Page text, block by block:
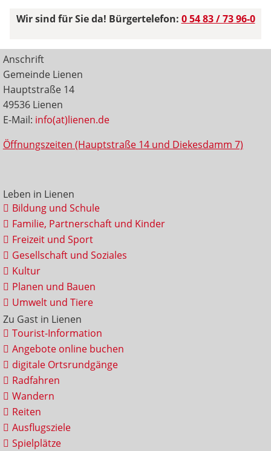
Wir sind für Sie da! Bürgertelefon: 0 54 83 / 73 96-0
Anschrift
Gemeinde Lienen
Hauptstraße 14
49536 Lienen
E-Mail: info(at)lienen.de
Öffnungszeiten (Hauptstraße 14 und Diekesdamm 7)
Leben in Lienen
Bildung und Schule
Familie, Partnerschaft und Kinder
Freizeit und Sport
Gesellschaft und Soziales
Kultur
Planen und Bauen
Umwelt und Tiere
Zu Gast in Lienen
Tourist-Information
Angebote online buchen
digitale Ortsrundgänge
Radfahren
Wandern
Reiten
Ausflugsziele
Spielplätze